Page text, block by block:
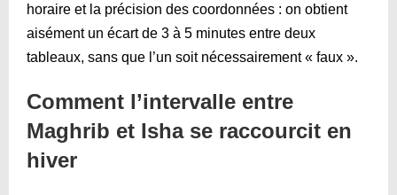
horaire et la précision des coordonnées : on obtient
aisément un écart de 3 à 5 minutes entre deux
tableaux, sans que l’un soit nécessairement « faux ».
Comment l’intervalle entre
Maghrib et Isha se raccourcit en
hiver